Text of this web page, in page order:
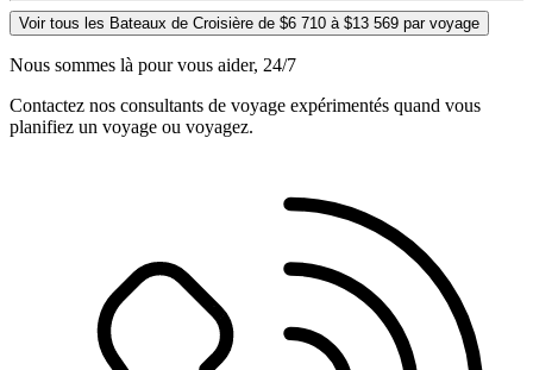
Voir tous les Bateaux de Croisière de $6 710 à $13 569 par voyage
Nous sommes là pour vous aider, 24/7
Contactez nos consultants de voyage expérimentés quand vous
planifiez un voyage ou voyagez.